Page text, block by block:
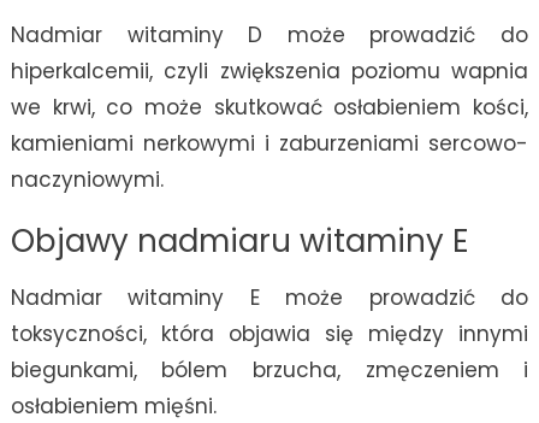
Nadmiar witaminy D może prowadzić do
hiperkalcemii, czyli zwiększenia poziomu wapnia
we krwi, co może skutkować osłabieniem kości,
kamieniami nerkowymi i zaburzeniami sercowo-
naczyniowymi.
Objawy nadmiaru witaminy E
Nadmiar witaminy E może prowadzić do
toksyczności, która objawia się między innymi
biegunkami, bólem brzucha, zmęczeniem i
osłabieniem mięśni.